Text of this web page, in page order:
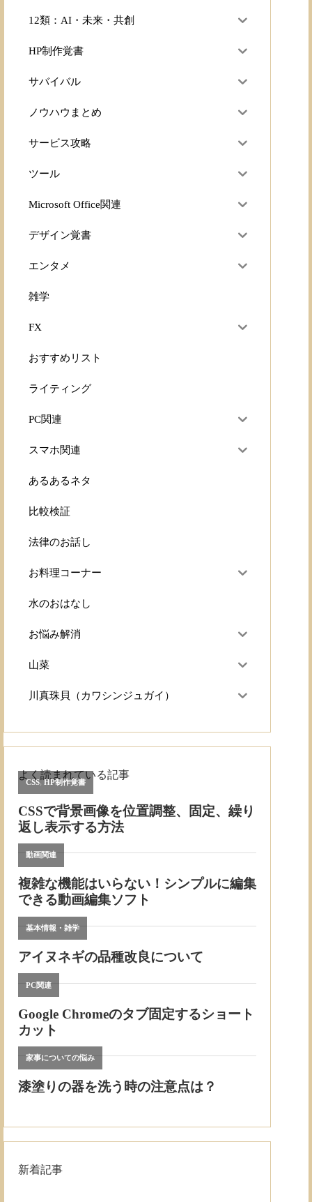
12類：AI・未来・共創
HP制作覚書
サバイバル
ノウハウまとめ
サービス攻略
ツール
Microsoft Office関連
デザイン覚書
エンタメ
雑学
FX
おすすめリスト
ライティング
PC関連
スマホ関連
あるあるネタ
比較検証
法律のお話し
お料理コーナー
水のおはなし
お悩み解消
山菜
川真珠貝（カワシンジュガイ）
よく読まれている記事
新着記事